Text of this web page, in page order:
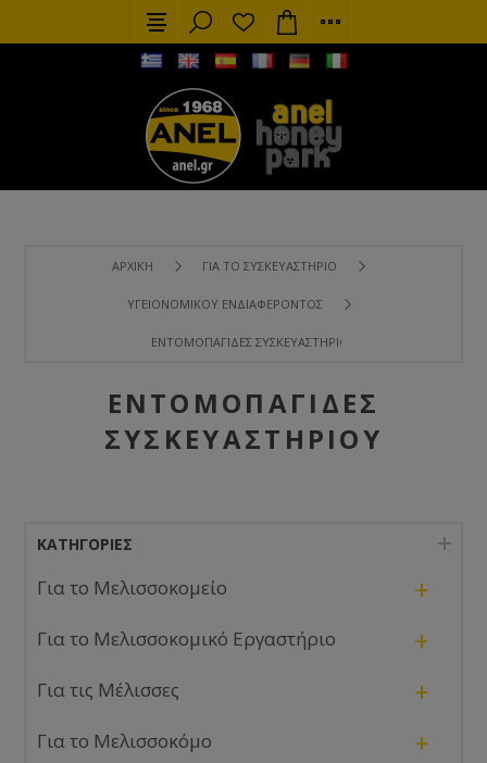
ΑΡΧΙΚΉ ΓΙΑ ΤΟ ΣΥΣΚΕΥΑΣΤΉΡΙΟ
ΥΓΕΙΟΝΟΜΙΚΟΎ ΕΝΔΙΑΦΈΡΟΝΤΟΣ
ΕΝΤΟΜΟΠΑΓΊΔΕΣ ΣΥΣΚΕΥΑΣΤΗΡΊΟΥ
ΕΝΤΟΜΟΠΑΓΊΔΕΣ
ΣΥΣΚΕΥΑΣΤΗΡΊΟΥ
ΚΑΤΗΓΟΡΊΕΣ
Για το Μελισσοκομείο +
Για το Μελισσοκομικό Εργαστήριο +
Για τις Μέλισσες +
Για το Μελισσοκόμο +